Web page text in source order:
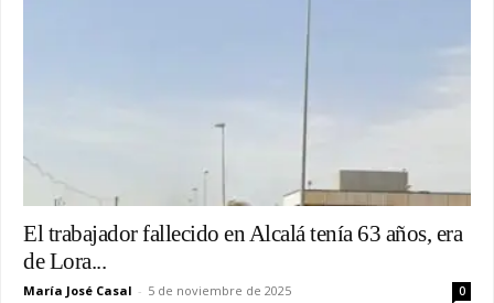
El trabajador fallecido en Alcalá tenía 63 años, era
de Lora...
María José Casal - 5 de noviembre de 2025 0